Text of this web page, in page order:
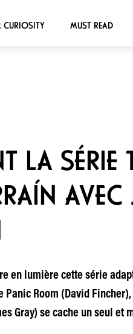
CURIOSITY MUST READ
LA SÉRIE
AVEC
en lumière cette série
Room (David
Gray) se cache un seul et